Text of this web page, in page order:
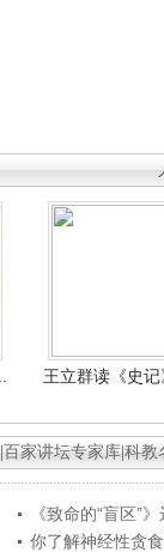
王立群读《史
百家讲坛专家库 科教
《致命的“盲区”
你了解神经性贪